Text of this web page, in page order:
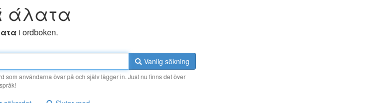
άλατα
i ordboken.
Vanlig sökning
som användarna övar på och själv lägger in. Just nu finns det över